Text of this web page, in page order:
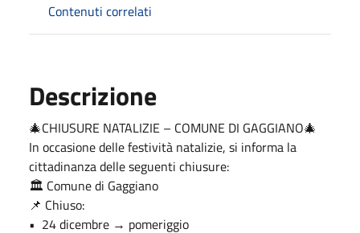
Contenuti correlati
Descrizione
🎄CHIUSURE NATALIZIE – COMUNE DI GAGGIANO🎄
In occasione delle festività natalizie, si informa la
cittadinanza delle seguenti chiusure:
🏛 Comune di Gaggiano
📌 Chiuso:
•⁠ ⁠24 dicembre → pomeriggio